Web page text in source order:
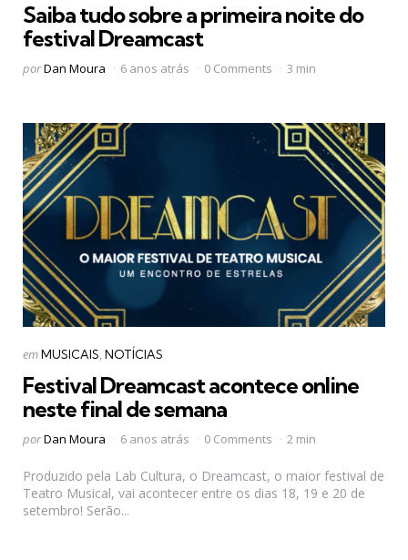
Saiba tudo sobre a primeira noite do
festival Dreamcast
Postado
porDan Moura 6 anos atrás 0 Comments 3 min
Categorias
Postado
emMUSICAIS NOTÍCIAS
Festival Dreamcast acontece online
neste final de semana
Postado
porDan Moura 6 anos atrás 0 Comments 2 min
Produzido pela Lab Cultura, o Dreamcast, o maior festival de
Teatro Musical, vai acontecer entre os dias 18, 19 e 20 de
setembro! Serão...